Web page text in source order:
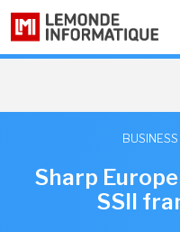
BUSINESS
Sharp
SSII